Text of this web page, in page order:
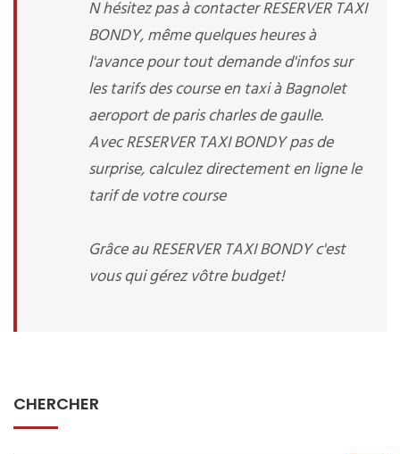
N hésitez pas à contacter RESERVER TAXI
BONDY, même quelques heures à
l'avance pour tout demande d'infos sur
les tarifs des course en taxi à Bagnolet
aeroport de paris charles de gaulle.
Avec RESERVER TAXI BONDY pas de
surprise, calculez directement en ligne le
tarif de votre course
Grâce au RESERVER TAXI BONDY c'est
vous qui gérez vôtre budget!
CHERCHER